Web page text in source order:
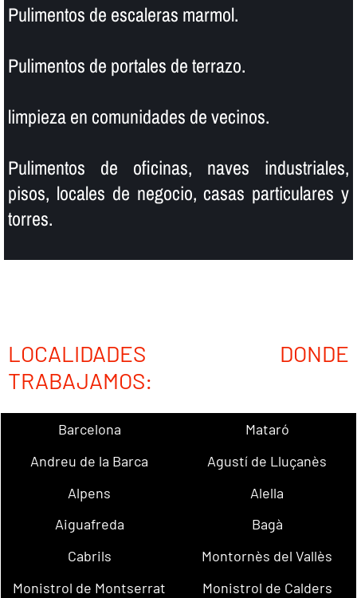
Pulimentos de escaleras marmol.
Pulimentos de portales de terrazo.
limpieza en comunidades de vecinos.
Pulimentos de oficinas, naves industriales,
pisos, locales de negocio, casas particulares y
torres.
LOCALIDADES DONDE
TRABAJAMOS:
Barcelona
Mataró
Andreu de la Barca
Agustí de Lluçanès
Alpens
Alella
Aiguafreda
Bagà
Cabrils
Montornès del Vallès
Monistrol de Montserrat
Monistrol de Calders